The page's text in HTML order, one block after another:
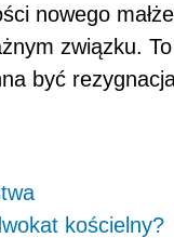
nowego
związku.
być
kościelny?